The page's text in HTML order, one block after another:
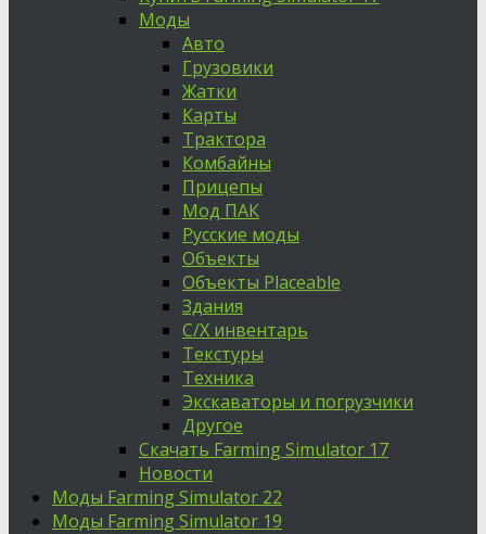
Моды
Авто
Грузовики
Жатки
Карты
Трактора
Комбайны
Прицепы
Мод ПАК
Русские моды
Объекты
Объекты Placeable
Здания
С/Х инвентарь
Текстуры
Техника
Экскаваторы и погрузчики
Другое
Скачать Farming Simulator 17
Новости
Моды Farming Simulator 22
Моды Farming Simulator 19